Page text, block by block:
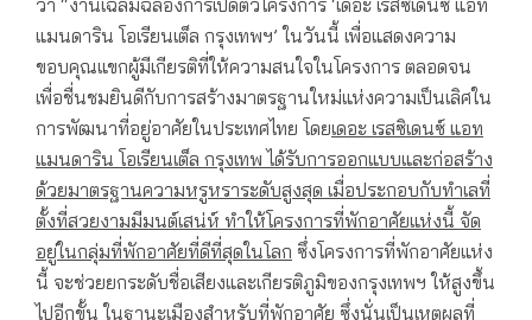
ว่า “งานเฉลิมฉลองการเปิดตัวโครงการ ‘เดอะ เรสซิเดนซ์ แอท
แมนดาริน โอเรียนเต็ล กรุงเทพฯ’ ในวันนี้ เพื่อแสดงความ
ขอบคุณแขกผู้มีเกียรติที่ให้ความสนใจในโครงการ ตลอดจน
เพื่อชื่นชมยินดีกับการสร้างมาตรฐานใหม่แห่งความเป็นเลิศใน
การพัฒนาที่อยู่อาศัยในประเทศไทย โดยเดอะ เรสซิเดนซ์ แอท
แมนดาริน โอเรียนเต็ล กรุงเทพ ได้รับการออกแบบและก่อสร้าง
ด้วยมาตรฐานความหรูหราระดับสูงสุด เมื่อประกอบกับทำเลที่
ตั้งที่สวยงามมีมนต์เสน่ห์ ทำให้โครงการที่พักอาศัยแห่งนี้ จัด
อยู่ในกลุ่มที่พักอาศัยที่ดีที่สุดในโลก ซึ่งโครงการที่พักอาศัยแห่ง
นี้ จะช่วยยกระดับชื่อเสียงและเกียรติภูมิของกรุงเทพฯ ให้สูงขึ้น
ไปอีกขั้น ในฐานะเมืองสำหรับที่พักอาศัย ซึ่งนั่นเป็นเหตุผลที่